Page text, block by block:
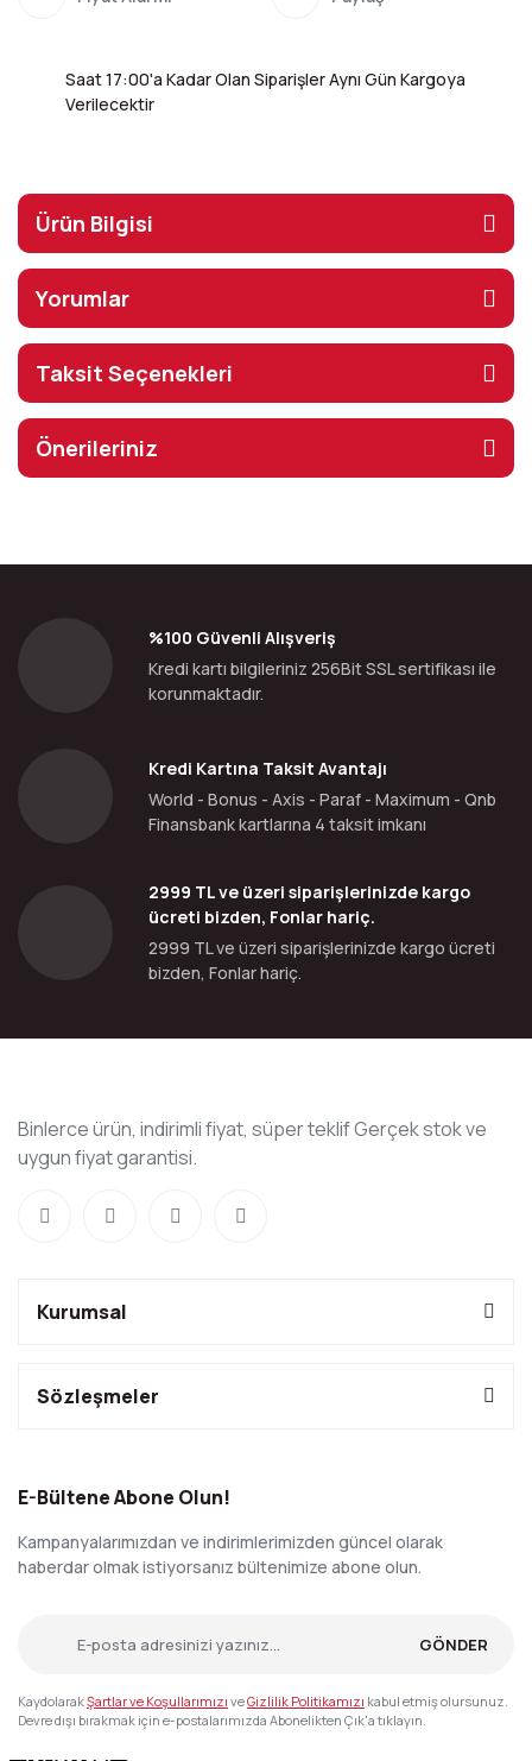
Saat 17:00'a Kadar Olan Siparişler Aynı Gün Kargoya
Verilecektir
Ürün Bilgisi
Yorumlar
Taksit Seçenekleri
Önerileriniz
%100 Güvenli Alışveriş
Kredi kartı bilgileriniz 256Bit SSL sertifikası ile
korunmaktadır.
Kredi Kartına Taksit Avantajı
World - Bonus - Axis - Paraf - Maximum - Qnb
Finansbank kartlarına 4 taksit imkanı
2999 TL ve üzeri siparişlerinizde kargo
ücreti bizden, Fonlar hariç.
2999 TL ve üzeri siparişlerinizde kargo ücreti
bizden, Fonlar hariç.
Binlerce ürün, indirimli fiyat, süper teklif Gerçek stok ve
uygun fiyat garantisi.
Kurumsal
Sözleşmeler
E-Bültene Abone Olun!
Kampanyalarımızdan ve indirimlerimizden güncel olarak
haberdar olmak istiyorsanız bültenimize abone olun.
GÖNDER
KaydolarakŞartlar ve Koşullarımızı veGizlilik Politikamızı kabul etmiş olursunuz.
Devre dışı bırakmak için e-postalarımızda Abonelikten Çık'a tıklayın.